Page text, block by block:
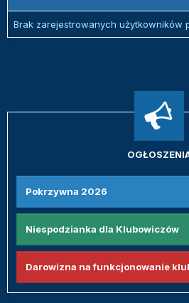
Brak zarejestrowanych użytkowników
Pokrzywna 2026
Niespodzianka dla Klubowiczów
Darowizna na funkcjonowanie